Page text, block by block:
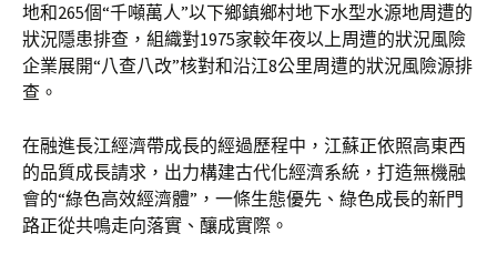
地和265個“千噸萬人”以下鄉鎮鄉村地下水型水源地周遭的
狀況隱患排查，組織對1975家較年夜以上周遭的狀況風險
企業展開“八查八改”核對和沿江8公里周遭的狀況風險源排
查。
在融進長江經濟帶成長的經過歷程中，江蘇正依照高東西
的品質成長請求，出力構建古代化經濟系統，打造無機融
會的“綠色高效經濟體”，一條生態優先、綠色成長的新門
路正從共鳴走向落實、釀成實際。